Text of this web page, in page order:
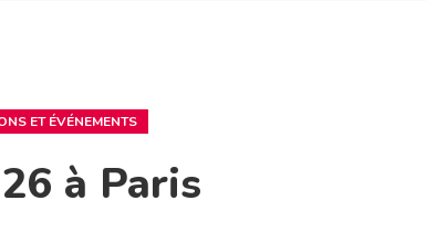
ET ÉVÉNEMENTS
à Paris